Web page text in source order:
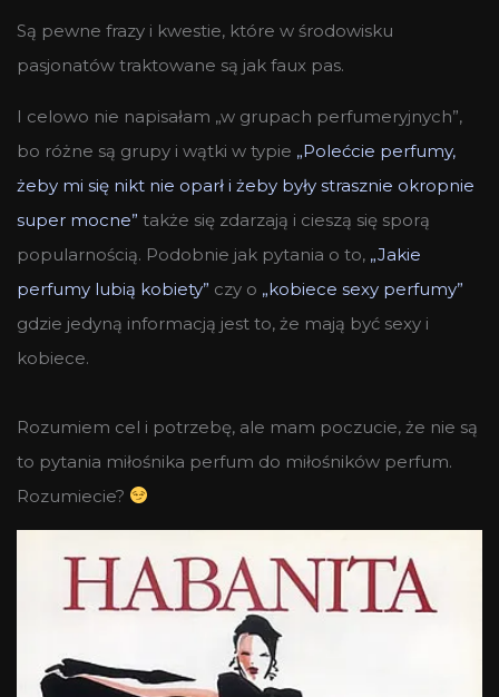
Są pewne frazy i kwestie, które w środowisku
pasjonatów traktowane są jak faux pas.
I celowo nie napisałam „w grupach perfumeryjnych”,
bo różne są grupy i wątki w typie „Polećcie perfumy,
żeby mi się nikt nie oparł i żeby były strasznie okropnie
super mocne” także się zdarzają i cieszą się sporą
popularnością. Podobnie jak pytania o to, „Jakie
perfumy lubią kobiety” czy o „kobiece sexy perfumy”
gdzie jedyną informacją jest to, że mają być sexy i
kobiece.
Rozumiem cel i potrzebę, ale mam poczucie, że nie są
to pytania miłośnika perfum do miłośników perfum.
Rozumiecie?